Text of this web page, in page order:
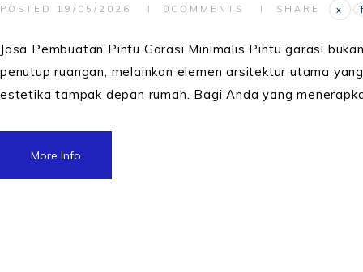
POSTED 19/05/2026 0 COMMENTS SHARE X
Jasa Pembuatan Pintu Garasi Minimalis Pintu garasi
penutup ruangan, melainkan elemen arsitektur utama
estetika tampak depan rumah. Bagi Anda yang
More Info